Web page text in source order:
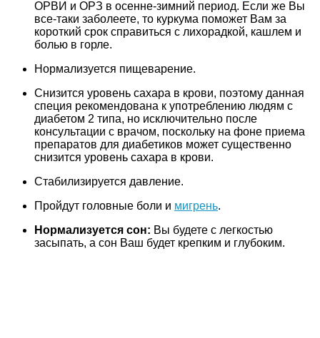
ОРВИ и ОРЗ в осенне-зимний период. Если же Вы
все-таки заболеете, то куркума поможет Вам за
короткий срок справиться с лихорадкой, кашлем и
болью в горле.
Нормализуется пищеварение.
Снизится уровень сахара в крови, поэтому данная
специя рекомендована к употреблению людям с
диабетом 2 типа, но исключительно после
консультации с врачом, поскольку на фоне приема
препаратов для диабетиков может существенно
снизится уровень сахара в крови.
Стабилизируется давление.
Пройдут головные боли и мигрень.
Нормализуется сон: Вы будете с легкостью
засыпать, а сон Ваш будет крепким и глубоким.